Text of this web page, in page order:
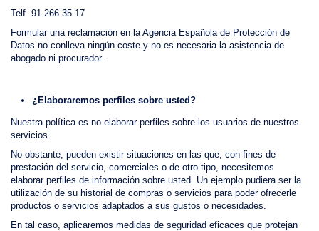
Telf. 91 266 35 17
Formular una reclamación en la Agencia Española de Protección de
Datos no conlleva ningún coste y no es necesaria la asistencia de
abogado ni procurador.
¿Elaboraremos perfiles sobre usted?
Nuestra política es no elaborar perfiles sobre los usuarios de nuestros
servicios.
No obstante, pueden existir situaciones en las que, con fines de
prestación del servicio, comerciales o de otro tipo, necesitemos
elaborar perfiles de información sobre usted. Un ejemplo pudiera ser la
utilización de su historial de compras o servicios para poder ofrecerle
productos o servicios adaptados a sus gustos o necesidades.
En tal caso, aplicaremos medidas de seguridad eficaces que protejan